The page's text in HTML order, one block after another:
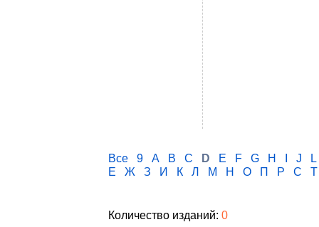
Все 9 A B C D E F G H J
L
Е
Ж З И К Л М Н О П Р С Т
Количество изданий: 0